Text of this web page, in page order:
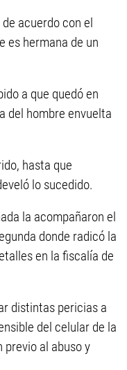
acuerdo con el
es hermana de un
a que quedó en
del hombre envuelta
hasta que
lo sucedido.
la acompañaron el
donde radicó la
en la fiscalía de
distintas pericias a
del celular de la
previo al abuso y